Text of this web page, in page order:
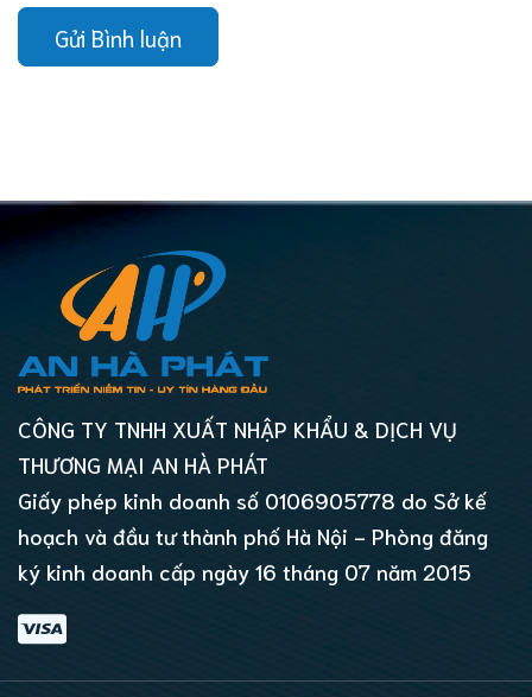
Gửi Bình luận
CÔNG TY TNHH XUẤT NHẬP KHẨU & DỊCH VỤ
THƯƠNG MẠI AN HÀ PHÁT
Giấy phép kinh doanh số 0106905778 do Sở kế
hoạch và đầu tư thành phố Hà Nội - Phòng đăng
ký kinh doanh cấp ngày 16 tháng 07 năm 2015